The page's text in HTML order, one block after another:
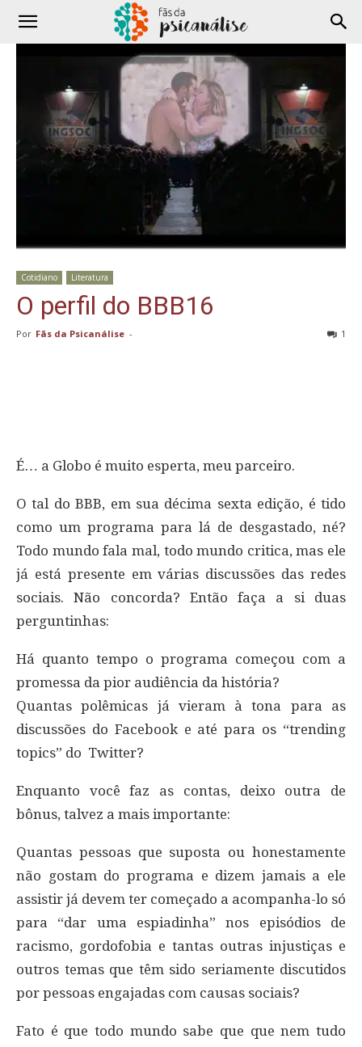
Cotidiano Literatura
O perfil do BBB16
Por Fãs da Psicanálise - 1
É… a Globo é muito esperta, meu parceiro.
O tal do BBB, em sua décima sexta edição, é tido
como um programa para lá de desgastado, né?
Todo mundo fala mal, todo mundo critica, mas ele
já está presente em várias discussões das redes
sociais. Não concorda? Então faça a si duas
perguntinhas:
Há quanto tempo o programa começou com a
promessa da pior audiência da história?
Quantas polêmicas já vieram à tona para as
discussões do Facebook e até para os “trending
topics” do Twitter?
Enquanto você faz as contas, deixo outra de
bônus, talvez a mais importante:
Quantas pessoas que suposta ou honestamente
não gostam do programa e dizem jamais a ele
assistir já devem ter começado a acompanha-lo só
para “dar uma espiadinha” nos episódios de
racismo, gordofobia e tantas outras injustiças e
outros temas que têm sido seriamente discutidos
por pessoas engajadas com causas sociais?
Fato é que todo mundo sabe que que nem tudo